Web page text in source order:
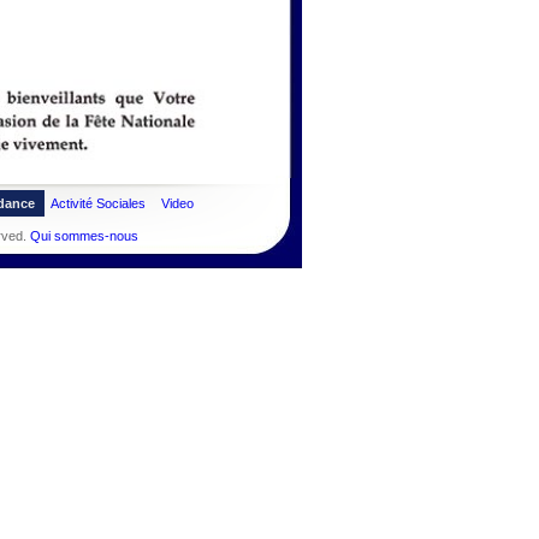
Activité Sociales Video
Qui sommes-nous